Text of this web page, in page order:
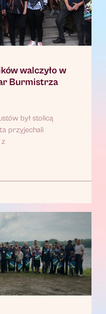
walczyło w
Burmistrza
był stolicą
przyjechali